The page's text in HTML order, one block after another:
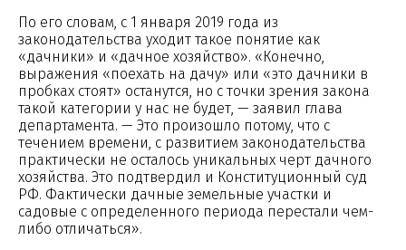
По его словам, с 1 января 2019 года из
законодательства уходит такое понятие как
«дачники» и «дачное хозяйство». «Конечно,
выражения «поехать на дачу» или «это дачники в
пробках стоят» останутся, но с точки зрения закона
такой категории у нас не будет, — заявил глава
департамента. — Это произошло потому, что с
течением времени, с развитием законодательства
практически не осталось уникальных черт дачного
хозяйства. Это подтвердил и Конституционный суд
РФ. Фактически дачные земельные участки и
садовые с определенного периода перестали чем-
либо отличаться».